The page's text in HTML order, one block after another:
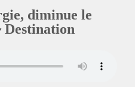
diminue le
Destination